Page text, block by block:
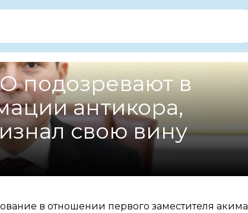
подозревают в
антикора,
свою вину
в отношении первого заместителя акима